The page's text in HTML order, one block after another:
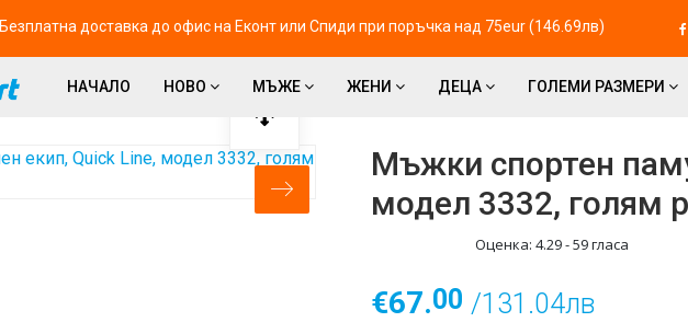
Безплатна доставка до офис на Eконт или Спиди при поръчка над 75eur (146.69лв)
НАЧАЛО НОВО МЪЖЕ ЖЕНИ ДЕЦА ГОЛЕМИ РАЗМЕРИ
Мъжки спортен
модел 3332, голям
Оценка: 4.29-59гласа
€67.00 /131.04лв